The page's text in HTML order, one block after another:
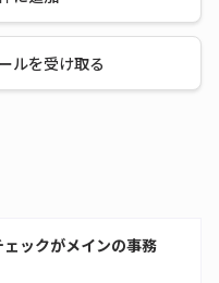
ルを受け取る
ックがメインの事務